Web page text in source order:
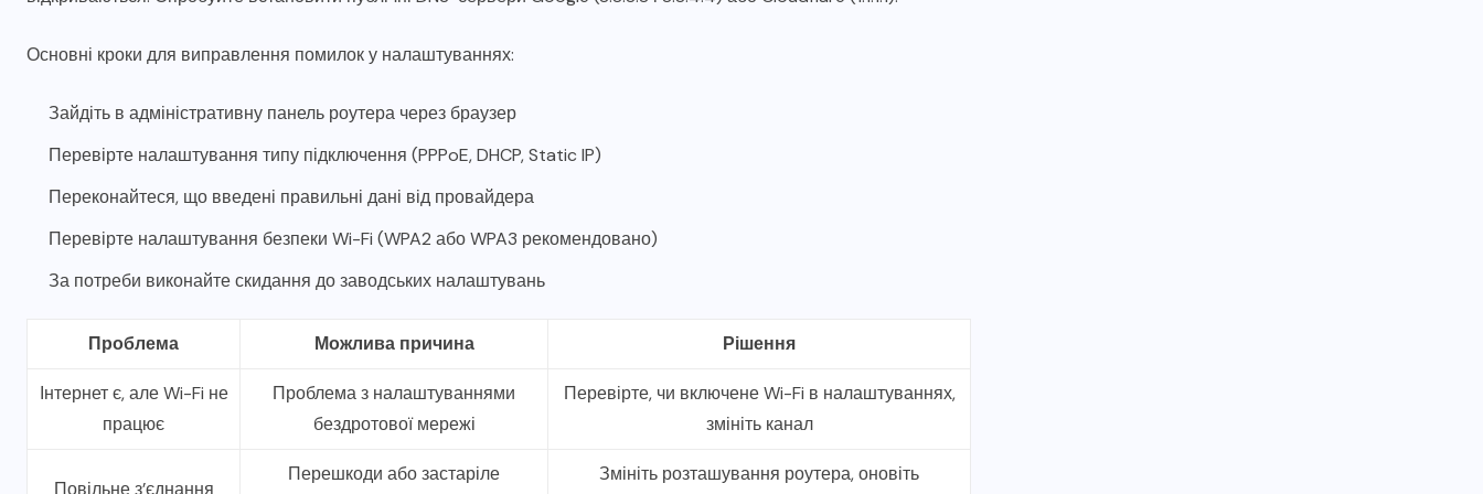
Основні кроки для виправлення помилок у налаштуваннях:
Зайдіть в адміністративну панель роутера через браузер
Перевірте налаштування типу підключення (PPPoE, DHCP, Static IP)
Переконайтеся, що введені правильні дані від провайдера
Перевірте налаштування безпеки Wi-Fi (WPA2 або WPA3 рекомендовано)
За потреби виконайте скидання до заводських налаштувань
Проблема Можлива причина Рішення
Інтернет є, але Wi-Fi не
працює
Проблема з налаштуваннями
бездротової мережі
Перевірте, чи включене Wi-Fi в налаштуваннях,
змініть канал
Перешкоди або застаріле
Змініть розташування роутера, оновіть